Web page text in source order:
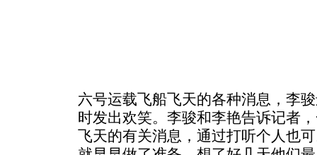
六号运载飞船飞天的各种消息，李
时发出欢笑。李骏和李艳告诉记者
飞天的有关消息，通过打听个人也